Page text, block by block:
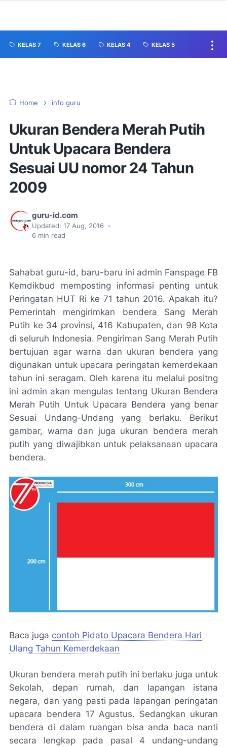
KELAS 7 KELAS 6 KELAS 4 KELAS 5
Home info guru
Ukuran Bendera Merah Putih
Untuk Upacara Bendera
Sesuai UU nomor 24 Tahun
2009
guru-id.com
Updated: 17 Aug, 2016 •
6 min read
Sahabat guru-id, baru-baru ini admin Fanspage FB
Kemdikbud memposting informasi penting untuk
Peringatan HUT Ri ke 71 tahun 2016. Apakah itu?
Pemerintah mengirimkan bendera Sang Merah
Putih ke 34 provinsi, 416 Kabupaten, dan 98 Kota
di seluruh Indonesia. Pengiriman Sang Merah Putih
bertujuan agar warna dan ukuran bendera yang
digunakan untuk upacara peringatan kemerdekaan
tahun ini seragam. Oleh karena itu melalui positng
ini admin akan mengulas tentang Ukuran Bendera
Merah Putih Untuk Upacara Bendera yang benar
Sesuai Undang-Undang yang berlaku. Berikut
gambar, warna dan juga ukuran bendera merah
putih yang diwajibkan untuk pelaksanaan upacara
bendera.
Baca juga contoh Pidato Upacara Bendera Hari
Ulang Tahun Kemerdekaan
Ukuran bendera merah putih ini berlaku juga untuk
Sekolah, depan rumah, dan lapangan istana
negara, dan yang pasti pada lapangan peringatan
upacara bendera 17 Agustus. Sedangkan ukuran
bendera di dalam ruangan bisa anda baca nanti
secara lengkap pada pasal 4 undang-undang